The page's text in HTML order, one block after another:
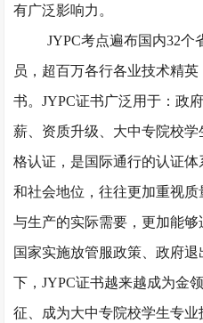
有广泛影响力。
JYPC考点遍布国内32个
员，超百万各行各业技术精
书。JYPC证书广泛用于：政
薪、资质升级、大中专院校
格认证，是国际通行的认证
和社会地位，往往更加重视
与生产的实际需要，更加能
国家实施放管服政策、政府
下，JYPC证书越来越成为金
征、成为大中专院校学生专业